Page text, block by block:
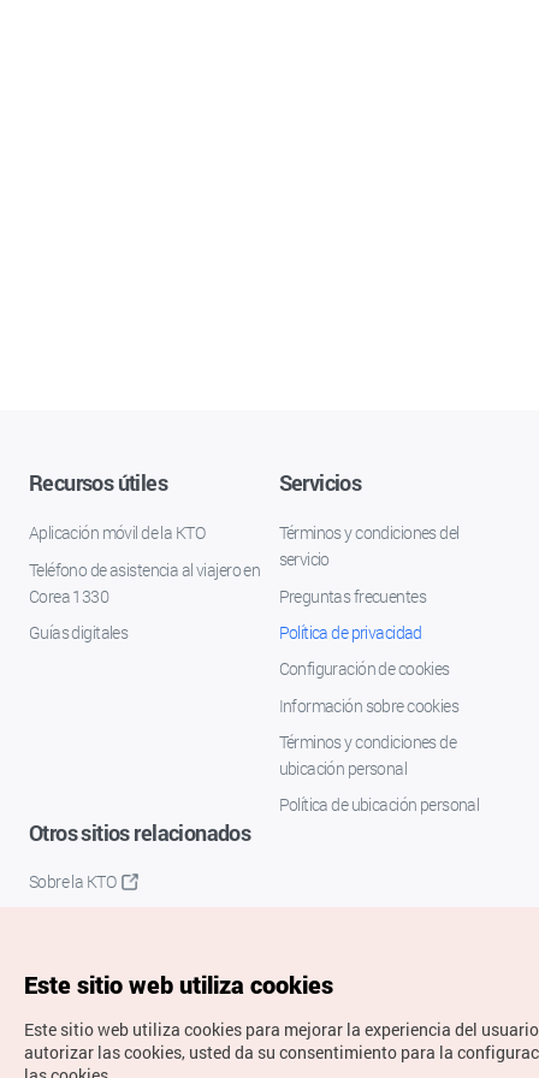
Recursos útiles
Aplicación móvil de la KTO
Teléfono de asistencia al viajero en
Corea 1330
Guías digitales
Servicios
Términos y condiciones del
servicio
Preguntas frecuentes
Política de privacidad
Configuración de cookies
Información sobre cookies
Términos y condiciones de
ubicación personal
Política de ubicación personal
Otros sitios relacionados
Sobre la KTO
Este sitio web utiliza cookies
Este sitio web utiliza cookies para mejorar la experiencia del
autorizar las cookies, usted da su consentimiento para la